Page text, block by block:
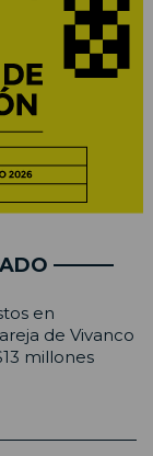
en
de Vivanco
millones